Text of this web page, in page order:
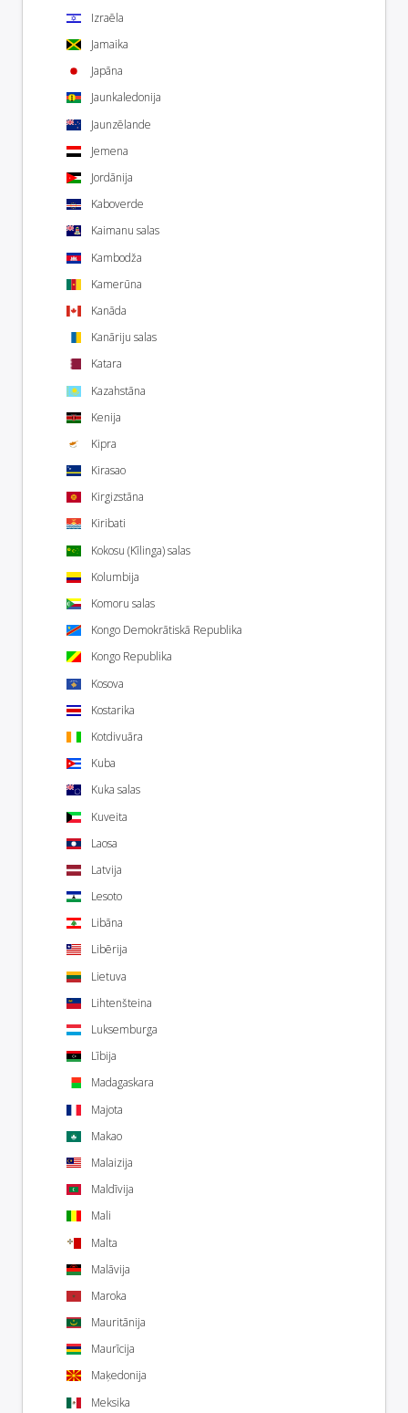
Izraēla
Jamaika
Japāna
Jaunkaledonija
Jaunzēlande
Jemena
Jordānija
Kaboverde
Kaimanu salas
Kambodža
Kamerūna
Kanāda
Kanāriju salas
Katara
Kazahstāna
Kenija
Kipra
Kirasao
Kirgizstāna
Kiribati
Kokosu (Kīlinga) salas
Kolumbija
Komoru salas
Kongo Demokrātiskā Republika
Kongo Republika
Kosova
Kostarika
Kotdivuāra
Kuba
Kuka salas
Kuveita
Laosa
Latvija
Lesoto
Libāna
Libērija
Lietuva
Lihtenšteina
Luksemburga
Lībija
Madagaskara
Majota
Makao
Malaizija
Maldīvija
Mali
Malta
Malāvija
Maroka
Mauritānija
Maurīcija
Maķedonija
Meksika